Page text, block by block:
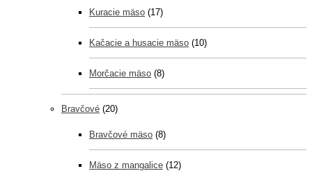
Kuracie mäso (17)
Kačacie a husacie mäso (10)
Morčacie mäso (8)
Bravčové (20)
Bravčové mäso (8)
Mäso z mangalice (12)